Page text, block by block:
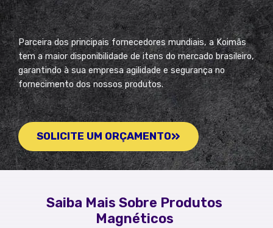
Parceira dos principais fornecedores mundiais, a Koimãs
tem a maior disponibilidade de itens do mercado brasileiro,
garantindo à sua empresa agilidade e segurança no
fornecimento dos nossos produtos.
SOLICITE UM ORÇAMENTO
Saiba Mais Sobre Produtos
Magnéticos